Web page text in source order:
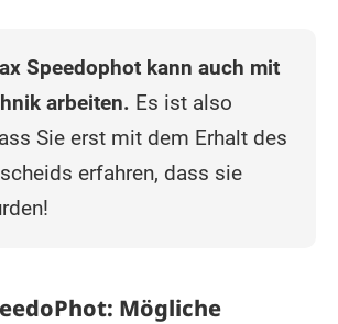
Speedophot kann auch mit
arbeiten. Es ist also
Sie erst mit dem Erhalt des
erfahren, dass sie
Mögliche